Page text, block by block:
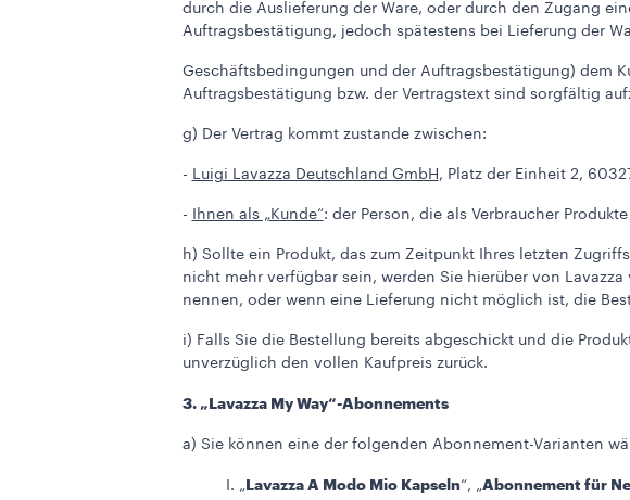
durch die Auslieferung der Ware, oder durch den Zugang
Auftragsbestätigung, jedoch spätestens bei Lieferung der
Geschäftsbedingungen und der Auftragsbestätigung) dem
Auftragsbestätigung bzw. der Vertragstext sind sorgfältig
g) Der Vertrag kommt zustande zwischen:
- Luigi Lavazza Deutschland GmbH , Platz der Einheit 2,
- Ihnen als „Kunde“: der Person, die als Verbraucher
h) Sollte ein Produkt, das zum Zeitpunkt Ihres letzten
nicht mehr verfügbar sein, werden Sie hierüber von
nennen, oder wenn eine Lieferung nicht möglich ist, die
i) Falls Sie die Bestellung bereits abgeschickt und die
unverzüglich den vollen Kaufpreis zurück.
3. „Lavazza My Way“-Abonnements
a) Sie können eine der folgenden Abonnement-Varianten
I. „Lavazza A Modo Mio Kapseln“, „Abonnement für